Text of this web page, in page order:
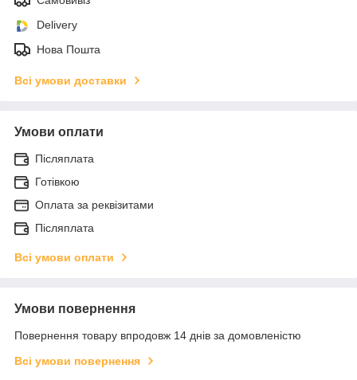
Delivery
Нова Пошта
Всі умови доставки
Умови оплати
Післяплата
Готівкою
Оплата за реквізитами
Післяплата
Всі умови оплати
Умови повернення
Повернення товару впродовж 14 днів за домовленістю
Всі умови повернення